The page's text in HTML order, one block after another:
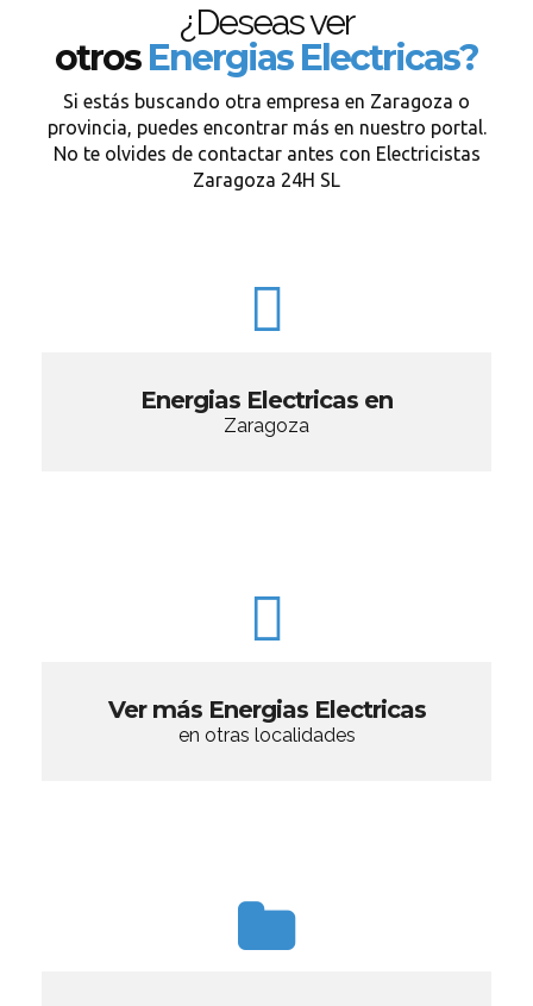
¿Deseas ver
otrosEnergias Electricas?
Si estás buscando otra empresa en Zaragoza o
provincia, puedes encontrar más en nuestro portal.
No te olvides de contactar antes con Electricistas
Zaragoza 24H SL
Energias Electricas en
Zaragoza
Ver más Energias Electricas
en otras localidades